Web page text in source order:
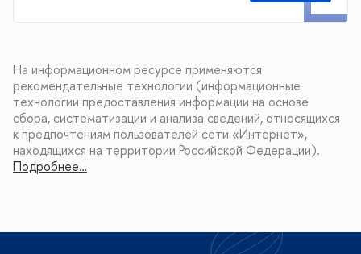
На информационном ресурсе применяются
рекомендательные технологии (информационные
технологии предоставления информации на основе
сбора, систематизации и анализа сведений, относящихся
к предпочтениям пользователей сети «Интернет»,
находящихся на территории Российской Федерации).
Подробнее…